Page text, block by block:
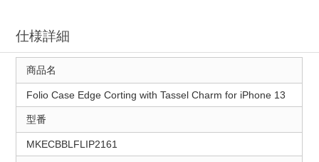
仕様詳細
商品名
Folio Case Edge Corting with Tassel Charm for iPhone 13
型番
MKECBBLFLIP2161